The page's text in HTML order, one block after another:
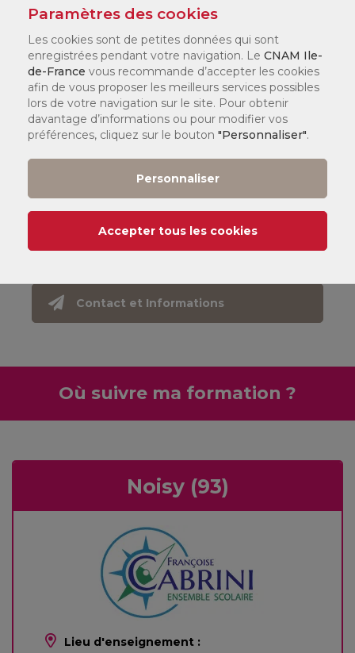
Partenaire Cabrini :
1 semaine en formation
1 semaine en entreprise
Partenaire ESIEE :
1 semaine en formation
97,00 %(2024/2025)
Contact et Informations
Où suivre ma formation ?
Noisy (93)
Lieu d'enseignement :
Paramètres des cookies
Les cookies sont de petites données qui sont
enregistrées pendant votre navigation. Le CNAM Ile-
de-France vous recommande d’accepter les cookies
afin de vous proposer les meilleurs services possibles
lors de votre navigation sur le site. Pour obtenir
davantage d’informations ou pour modifier vos
préférences, cliquez sur le bouton "Personnaliser".
Personnaliser
Accepter tous les cookies